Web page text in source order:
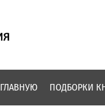
ПОДБОРКИ